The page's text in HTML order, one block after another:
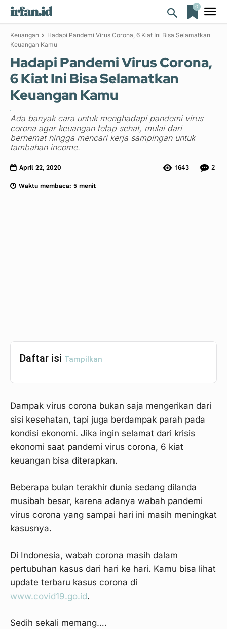
irfan.id 0
Keuangan
Hadapi Pandemi Virus Corona, 6 Kiat Ini Bisa Selamatkan
Keuangan Kamu
Hadapi Pandemi Virus Corona,
6 Kiat Ini Bisa Selamatkan
Keuangan Kamu
Ada banyak cara untuk menghadapi pandemi virus
corona agar keuangan tetap sehat, mulai dari
berhemat hingga mencari kerja sampingan untuk
tambahan income.
April 22, 2020
Waktu membaca: 5 menit
2
1643
Daftar isi Tampilkan
Dampak virus corona bukan saja mengerikan dari
sisi kesehatan, tapi juga berdampak parah pada
kondisi ekonomi. Jika ingin selamat dari krisis
ekonomi saat pandemi virus corona, 6 kiat
keuangan bisa diterapkan.
Beberapa bulan terakhir dunia sedang dilanda
musibah besar, karena adanya wabah pandemi
virus corona yang sampai hari ini masih meningkat
kasusnya.
Di Indonesia, wabah corona masih dalam
pertubuhan kasus dari hari ke hari. Kamu bisa lihat
update terbaru kasus corona di
www.covid19.go.id.
Sedih sekali memang….